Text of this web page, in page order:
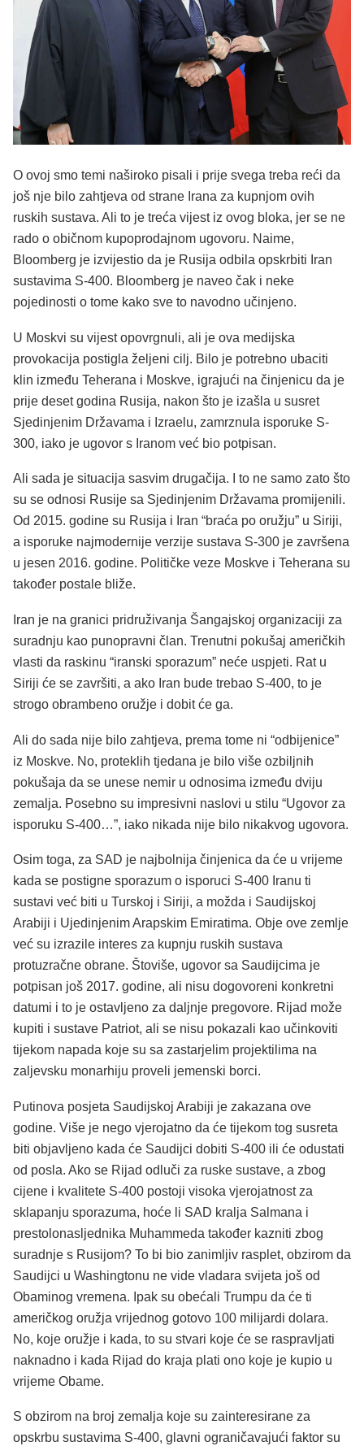
O ovoj smo temi naširoko pisali i prije svega treba reći da
još nje bilo zahtjeva od strane Irana za kupnjom ovih
ruskih sustava. Ali to je treća vijest iz ovog bloka, jer se ne
rado o običnom kupoprodajnom ugovoru. Naime,
Bloomberg je izvijestio da je Rusija odbila opskrbiti Iran
sustavima S-400. Bloomberg je naveo čak i neke
pojedinosti o tome kako sve to navodno učinjeno.
U Moskvi su vijest opovrgnuli, ali je ova medijska
provokacija postigla željeni cilj. Bilo je potrebno ubaciti
klin između Teherana i Moskve, igrajući na činjenicu da je
prije deset godina Rusija, nakon što je izašla u susret
Sjedinjenim Državama i Izraelu, zamrznula isporuke S-
300, iako je ugovor s Iranom već bio potpisan.
Ali sada je situacija sasvim drugačija. I to ne samo zato što
su se odnosi Rusije sa Sjedinjenim Državama promijenili.
Od 2015. godine su Rusija i Iran “braća po oružju” u Siriji,
a isporuke najmodernije verzije sustava S-300 je završena
u jesen 2016. godine. Političke veze Moskve i Teherana su
također postale bliže.
Iran je na granici pridruživanja Šangajskoj organizaciji za
suradnju kao punopravni član. Trenutni pokušaj američkih
vlasti da raskinu “iranski sporazum” neće uspjeti. Rat u
Siriji će se završiti, a ako Iran bude trebao S-400, to je
strogo obrambeno oružje i dobit će ga.
Ali do sada nije bilo zahtjeva, prema tome ni “odbijenice”
iz Moskve. No, proteklih tjedana je bilo više ozbiljnih
pokušaja da se unese nemir u odnosima između dviju
zemalja. Posebno su impresivni naslovi u stilu “Ugovor za
isporuku S-400…”, iako nikada nije bilo nikakvog ugovora.
Osim toga, za SAD je najbolnija činjenica da će u vrijeme
kada se postigne sporazum o isporuci S-400 Iranu ti
sustavi već biti u Turskoj i Siriji, a možda i Saudijskoj
Arabiji i Ujedinjenim Arapskim Emiratima. Obje ove zemlje
već su izrazile interes za kupnju ruskih sustava
protuzračne obrane. Štoviše, ugovor sa Saudijcima je
potpisan još 2017. godine, ali nisu dogovoreni konkretni
datumi i to je ostavljeno za daljnje pregovore. Rijad može
kupiti i sustave Patriot, ali se nisu pokazali kao učinkoviti
tijekom napada koje su sa zastarjelim projektilima na
zaljevsku monarhiju proveli jemenski borci.
Putinova posjeta Saudijskoj Arabiji je zakazana ove
godine. Više je nego vjerojatno da će tijekom tog susreta
biti objavljeno kada će Saudijci dobiti S-400 ili će odustati
od posla. Ako se Rijad odluči za ruske sustave, a zbog
cijene i kvalitete S-400 postoji visoka vjerojatnost za
sklapanju sporazuma, hoće li SAD kralja Salmana i
prestolonasljednika Muhammeda također kazniti zbog
suradnje s Rusijom? To bi bio zanimljiv rasplet, obzirom da
Saudijci u Washingtonu ne vide vladara svijeta još od
Obaminog vremena. Ipak su obećali Trumpu da će ti
američkog oružja vrijednog gotovo 100 milijardi dolara.
No, koje oružje i kada, to su stvari koje će se raspravljati
naknadno i kada Rijad do kraja plati ono koje je kupio u
vrijeme Obame.
S obzirom na broj zemalja koje su zainteresirane za
opskrbu sustavima S-400, glavni ograničavajući faktor su